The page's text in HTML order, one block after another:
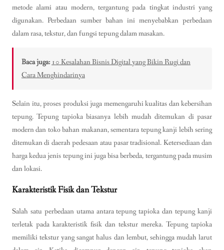
metode alami atau modern, tergantung pada tingkat industri yang
digunakan. Perbedaan sumber bahan ini menyebabkan perbedaan
dalam rasa, tekstur, dan fungsi tepung dalam masakan.
Baca juga:10 Kesalahan Bisnis Digital yang Bikin Rugi dan
Cara Menghindarinya
Selain itu, proses produksi juga memengaruhi kualitas dan kebersihan
tepung. Tepung tapioka biasanya lebih mudah ditemukan di pasar
modern dan toko bahan makanan, sementara tepung kanji lebih sering
ditemukan di daerah pedesaan atau pasar tradisional. Ketersediaan dan
harga kedua jenis tepung ini juga bisa berbeda, tergantung pada musim
dan lokasi.
Karakteristik Fisik dan Tekstur
Salah satu perbedaan utama antara tepung tapioka dan tepung kanji
terletak pada karakteristik fisik dan tekstur mereka. Tepung tapioka
memiliki tekstur yang sangat halus dan lembut, sehingga mudah larut